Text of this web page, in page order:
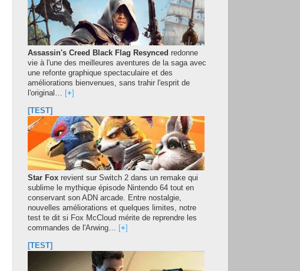
Assassin's Creed Black Flag Resynced redonne
vie à l'une des meilleures aventures de la saga avec
une refonte graphique spectaculaire et des
améliorations bienvenues, sans trahir l'esprit de
l'original…
+
[TEST]
Star Fox revient sur Switch 2 dans un remake qui
sublime le mythique épisode Nintendo 64 tout en
conservant son ADN arcade. Entre nostalgie,
nouvelles améliorations et quelques limites, notre
test te dit si Fox McCloud mérite de reprendre les
commandes de l'Arwing…
+
[TEST]